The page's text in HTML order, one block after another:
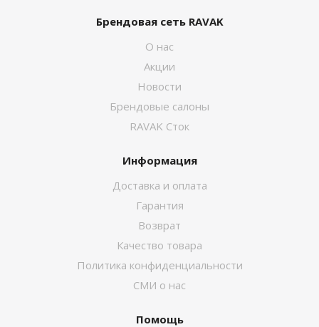
Брендовая сеть RAVAK
О нас
Акции
Новости
Брендовые салоны
RAVAK Сток
Информация
Доставка и оплата
Гарантия
Возврат
Качество товара
Политика конфиденциальности
СМИ о нас
Помощь